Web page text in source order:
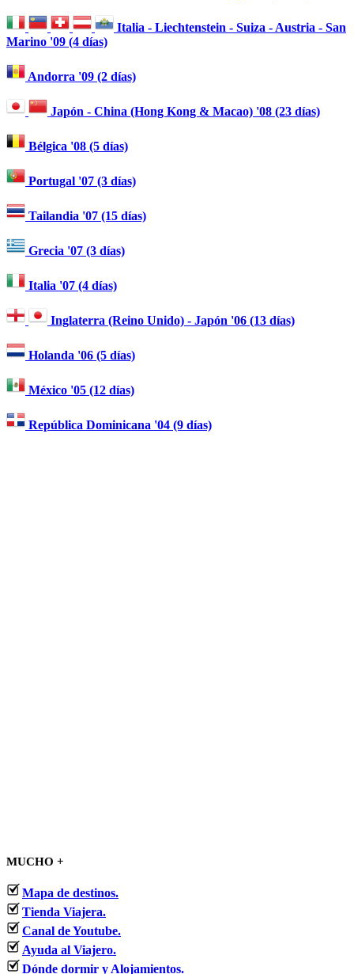
Italia - Liechtenstein - Suiza - Austria - San
Marino '09 (4 días)
Andorra '09 (2 días)
Japón - China (Hong Kong & Macao) '08 (23 días)
Bélgica '08 (5 días)
Portugal '07 (3 días)
Tailandia '07 (15 días)
Grecia '07 (3 días)
Italia '07 (4 días)
Inglaterra (Reino Unido) - Japón '06 (13 días)
Holanda '06 (5 días)
México '05 (12 días)
República Dominicana '04 (9 días)
MUCHO +
Mapa de destinos.
Tienda Viajera.
Canal de Youtube.
Ayuda al Viajero.
Dónde dormir y Alojamientos.